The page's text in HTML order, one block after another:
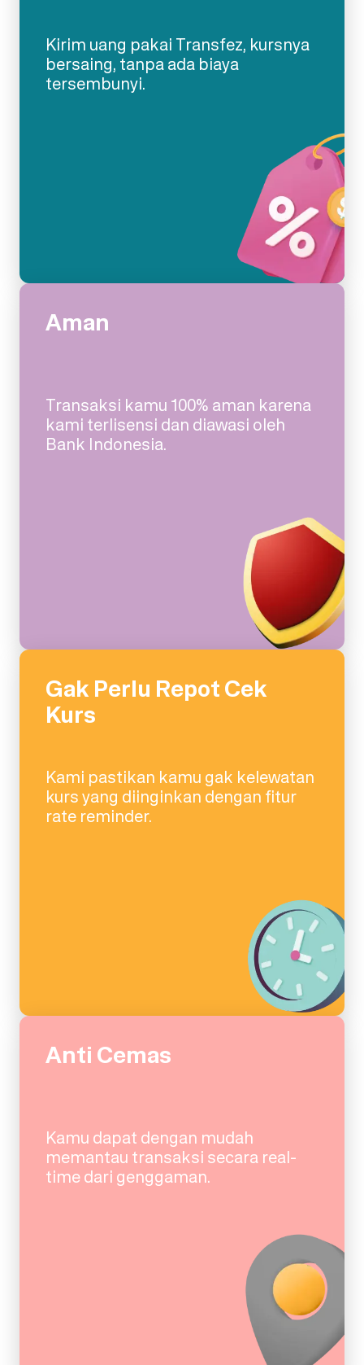
Kirim uang pakai Transfez, kursnya
bersaing, tanpa ada biaya
tersembunyi.
Aman
Transaksi kamu 100% aman karena
kami terlisensi dan diawasi oleh
Bank Indonesia.
Gak Perlu Repot Cek
Kurs
Kami pastikan kamu gak kelewatan
kurs yang diinginkan dengan fitur
rate reminder.
Anti Cemas
Kamu dapat dengan mudah
memantau transaksi secara real-
time dari genggaman.